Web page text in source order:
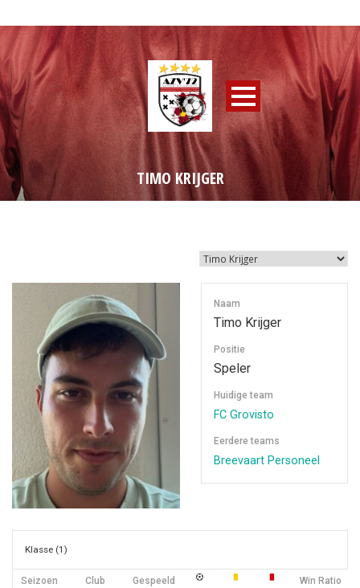
TIMO KRIJGER
Naam
Timo Krijger
Positie
Speler
Huidige team
FC Grovisto
Eerdere teams
Breevaart Personeel
Klasse (1)
Seizoen Club Gespeeld Win Ratio